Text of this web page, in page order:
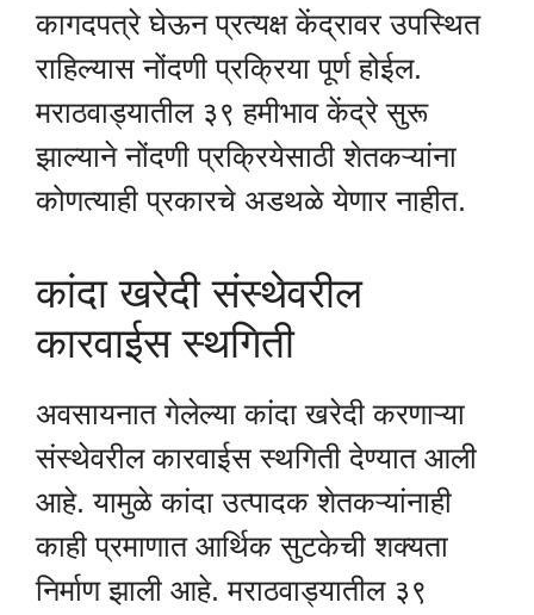
कागदपत्रे घेऊन प्रत्यक्ष केंद्रावर उपस्थित
राहिल्यास नोंदणी प्रक्रिया पूर्ण होईल.
मराठवाड्यातील ३९ हमीभाव केंद्रे सुरू
झाल्याने नोंदणी प्रक्रियेसाठी शेतकऱ्यांना
कोणत्याही प्रकारचे अडथळे येणार नाहीत.
कांदा खरेदी संस्थेवरील
कारवाईस स्थगिती
अवसायनात गेलेल्या कांदा खरेदी करणाऱ्या
संस्थेवरील कारवाईस स्थगिती देण्यात आली
आहे. यामुळे कांदा उत्पादक शेतकऱ्यांनाही
काही प्रमाणात आर्थिक सुटकेची शक्यता
निर्माण झाली आहे. मराठवाड्यातील ३९